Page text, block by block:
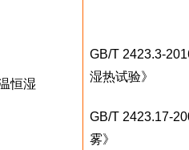
恒湿
GB/T 2423.3-
湿热试验》
GB/T 2423.17-
雾》